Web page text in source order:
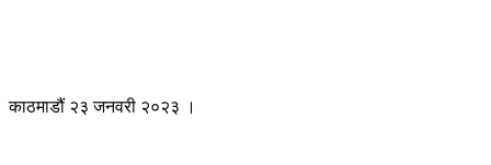
काठमाडौं २३ जनवरी २०२३ ।